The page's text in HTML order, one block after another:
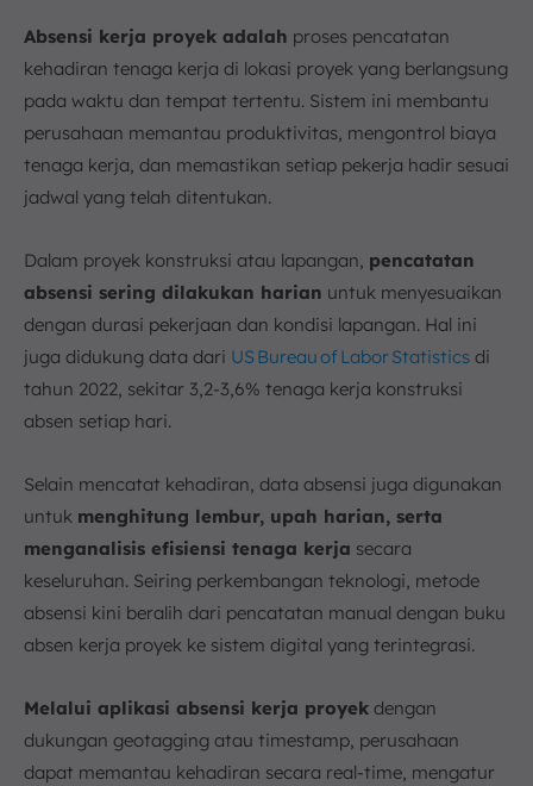
Absensi kerja proyek adalah proses pencatatan
kehadiran tenaga kerja di lokasi proyek yang berlangsung
pada waktu dan tempat tertentu. Sistem ini membantu
perusahaan memantau produktivitas, mengontrol biaya
tenaga kerja, dan memastikan setiap pekerja hadir sesuai
jadwal yang telah ditentukan.
Dalam proyek konstruksi atau lapangan, pencatatan
absensi sering dilakukan harian untuk menyesuaikan
dengan durasi pekerjaan dan kondisi lapangan. Hal ini
juga didukung data dari US Bureau of Labor Statistics di
tahun 2022, sekitar 3,2-3,6% tenaga kerja konstruksi
absen setiap hari.
Selain mencatat kehadiran, data absensi juga digunakan
untuk menghitung lembur, upah harian, serta
menganalisis efisiensi tenaga kerja secara
keseluruhan. Seiring perkembangan teknologi, metode
absensi kini beralih dari pencatatan manual dengan buku
absen kerja proyek ke sistem digital yang terintegrasi.
Melalui aplikasi absensi kerja proyek dengan
dukungan geotagging atau timestamp, perusahaan
dapat memantau kehadiran secara real-time, mengatur